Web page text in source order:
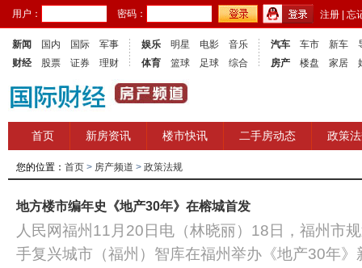
用户： 密码： 注册 忘
新闻 国内 国际
军事
财经
股票 证券 理财
娱乐 明星 电影
音乐
体育
篮球 足球 综合
汽车 车市 新车
房产
楼盘 家居
首页 新房资讯 楼市快讯 二手房动态 政策
您的位置： 首页 > 房产频道 > 政策法规
地方楼市编年史《地产30年》在榕城首发
人民网福州11月20日电（林晓丽）18日，福州市
手复兴城市（福州）智库在福州举办《地产30年